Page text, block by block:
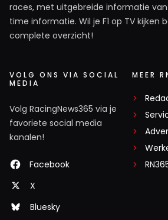
races, met uitgebreide informatie
time informatie. Wil je F1 op TV kijken
complete overzicht!
VOLG ONS VIA SOCIAL
MEDIA
Volg RacingNews365 via je
favoriete social media
kanalen!
Facebook
X
Bluesky
MEER